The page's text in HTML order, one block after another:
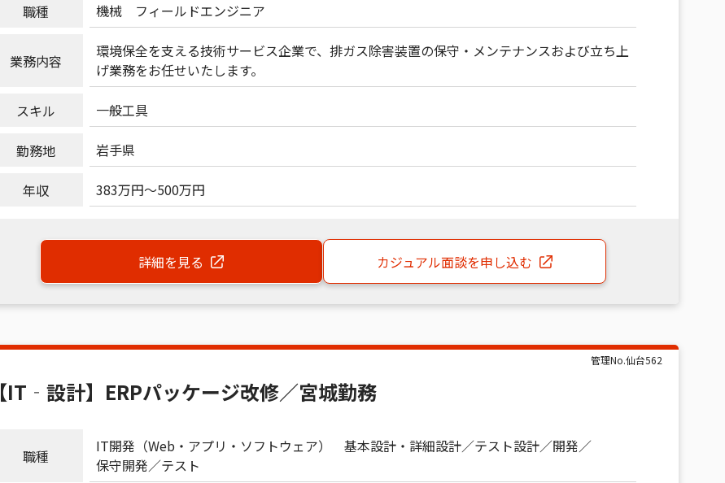
職種 機械 フィールドエンジニア
業務内容
環境保全を支える技術サービス企業で、排ガス除害装置の保守・メンテナンスおよび立ち上
げ業務をお任せいたします。
スキル 一般工具
勤務地 岩手県
年収 383万円～500万円
詳細を見る カジュアル面談を申し込む
管理No.仙台562
【IT‐設計】ERPパッケージ改修／宮城勤務
職種
IT開発（Web・アプリ・ソフトウェア） 基本設計・詳細設計 テスト設計
開発
保守開発
テスト